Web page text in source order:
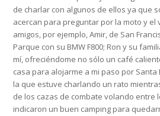
de charlar con algunos de ellos ya que
acercan para preguntar por la moto y el
amigos, por ejemplo, Amir, de San
Parque con su BMW F800; Ron y su
mí, ofreciéndome no sólo un café
casa para alojarme a mi paso por
la que estuve charlando un rato
de los cazas de combate volando entre
indicaron un buen camping para